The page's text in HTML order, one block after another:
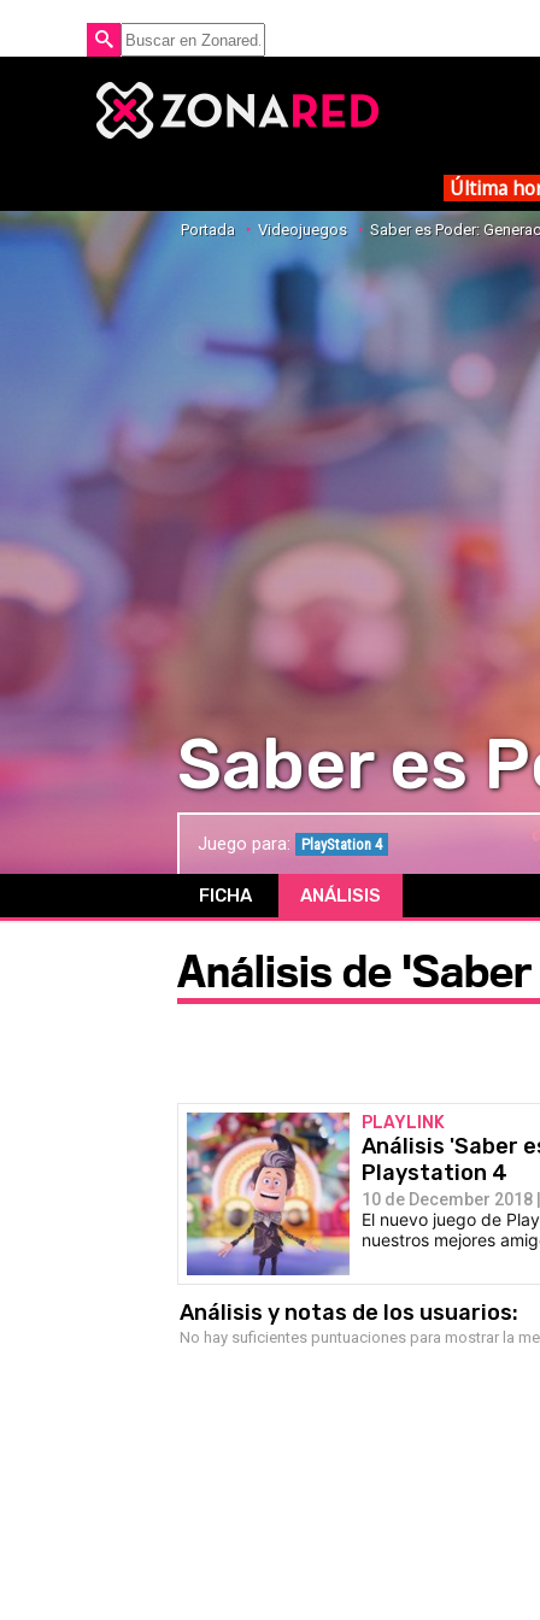
Última
Portada Videojuegos Saber es Poder:
Saber es
Juego para: PlayStation 4
FICHA ANÁLISIS
Análisis de
PLAYLINK
Análisis 'Saber
Playstation 4
10 de December 2018
El nuevo juego de
nuestros mejores
Análisis y notas de los usuarios:
No hay suficientes puntuaciones para mostrar la